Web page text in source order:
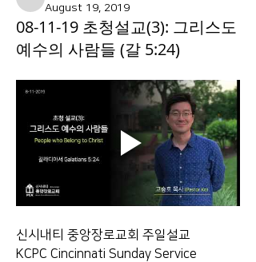
August 19, 2019
08-11-19 초청설교(3): 그리스도
예수의 사람들 (갈 5:24)
신시내티 중앙장로교회 주일설교
KCPC Cincinnati Sunday Service